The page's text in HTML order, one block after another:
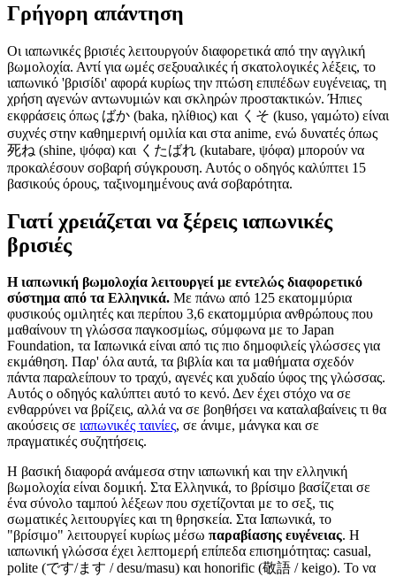
Γρήγορη απάντηση
Οι ιαπωνικές βρισιές λειτουργούν διαφορετικά από την αγγλική
βωμολοχία. Αντί για ωμές σεξουαλικές ή σκατολογικές λέξεις, το
ιαπωνικό 'βρισίδι' αφορά κυρίως την πτώση επιπέδων ευγένειας, τη
χρήση αγενών αντωνυμιών και σκληρών προστακτικών. Ήπιες
εκφράσεις όπως ばか (baka, ηλίθιος) και くそ (kuso, γαμώτο) είναι
συχνές στην καθημερινή ομιλία και στα anime, ενώ δυνατές όπως
死ね (shine, ψόφα) και くたばれ (kutabare, ψόφα) μπορούν να
προκαλέσουν σοβαρή σύγκρουση. Αυτός ο οδηγός καλύπτει 15
βασικούς όρους, ταξινομημένους ανά σοβαρότητα.
Γιατί χρειάζεται να ξέρεις ιαπωνικές
βρισιές
Η ιαπωνική βωμολοχία λειτουργεί με εντελώς διαφορετικό
σύστημα από τα Ελληνικά. Με πάνω από 125 εκατομμύρια
φυσικούς ομιλητές και περίπου 3,6 εκατομμύρια ανθρώπους που
μαθαίνουν τη γλώσσα παγκοσμίως, σύμφωνα με το Japan
Foundation, τα Ιαπωνικά είναι από τις πιο δημοφιλείς γλώσσες για
εκμάθηση. Παρ' όλα αυτά, τα βιβλία και τα μαθήματα σχεδόν
πάντα παραλείπουν το τραχύ, αγενές και χυδαίο ύφος της γλώσσας.
Αυτός ο οδηγός καλύπτει αυτό το κενό. Δεν έχει στόχο να σε
ενθαρρύνει να βρίζεις, αλλά να σε βοηθήσει να καταλαβαίνεις τι θα
ακούσεις σε ιαπωνικές ταινίες, σε άνιμε, μάνγκα και σε
πραγματικές συζητήσεις.
Η βασική διαφορά ανάμεσα στην ιαπωνική και την ελληνική
βωμολοχία είναι δομική. Στα Ελληνικά, το βρίσιμο βασίζεται σε
ένα σύνολο ταμπού λέξεων που σχετίζονται με το σεξ, τις
σωματικές λειτουργίες και τη θρησκεία. Στα Ιαπωνικά, το
"βρίσιμο" λειτουργεί κυρίως μέσω παραβίασης ευγένειας. Η
ιαπωνική γλώσσα έχει λεπτομερή επίπεδα επισημότητας: casual,
polite (です/ます / desu/masu) και honorific (敬語 / keigo). Το να